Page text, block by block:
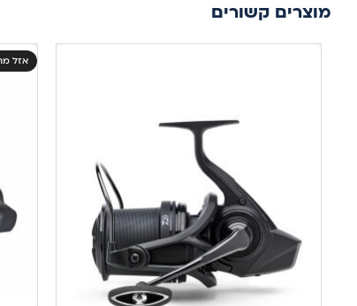
מוצרים קשורים
אזל